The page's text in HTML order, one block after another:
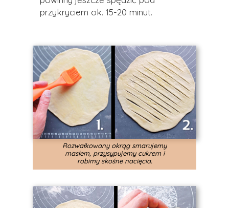
Rozwałkowany okrąg smarujemy
masłem, przysypujemy cukrem i
robimy skośne nacięcia.
przykryciem ok. 15-20 minut.